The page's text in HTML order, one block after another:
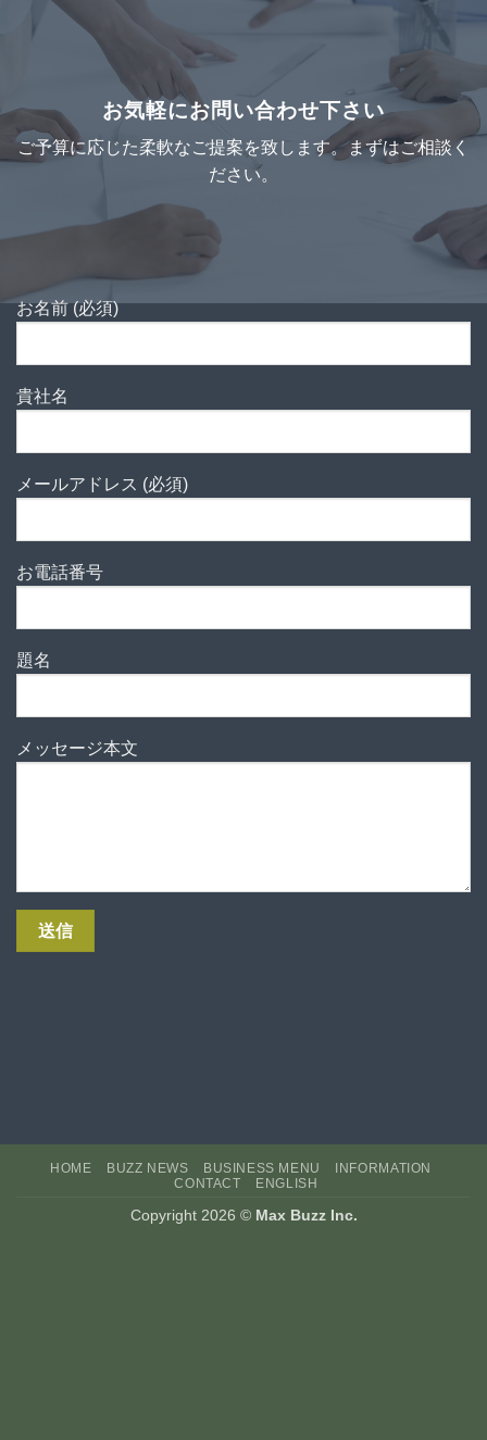
お気軽にお問い合わせ下さい
ご予算に応じた柔軟なご提案を致します。まずはご相談く
ださい。
お名前 (必須)
貴社名
メールアドレス (必須)
お電話番号
題名
メッセージ本文
HOME BUZZ NEWS BUSINESS MENU
INFORMATION
CONTACT
ENGLISH
Copyright 2026 © Max Buzz Inc.